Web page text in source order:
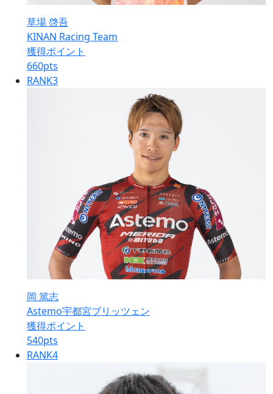
草場 啓吾
KINAN Racing Team
獲得ポイント
660pts
RANK3
岡 篤志
Astemo宇都宮ブリッツェン
獲得ポイント
540pts
RANK4